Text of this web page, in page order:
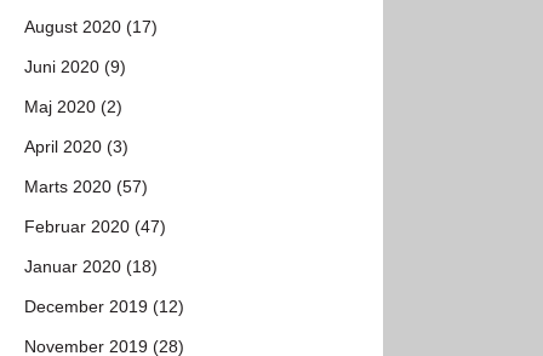
August 2020 (17)
Juni 2020 (9)
Maj 2020 (2)
April 2020 (3)
Marts 2020 (57)
Februar 2020 (47)
Januar 2020 (18)
December 2019 (12)
November 2019 (28)